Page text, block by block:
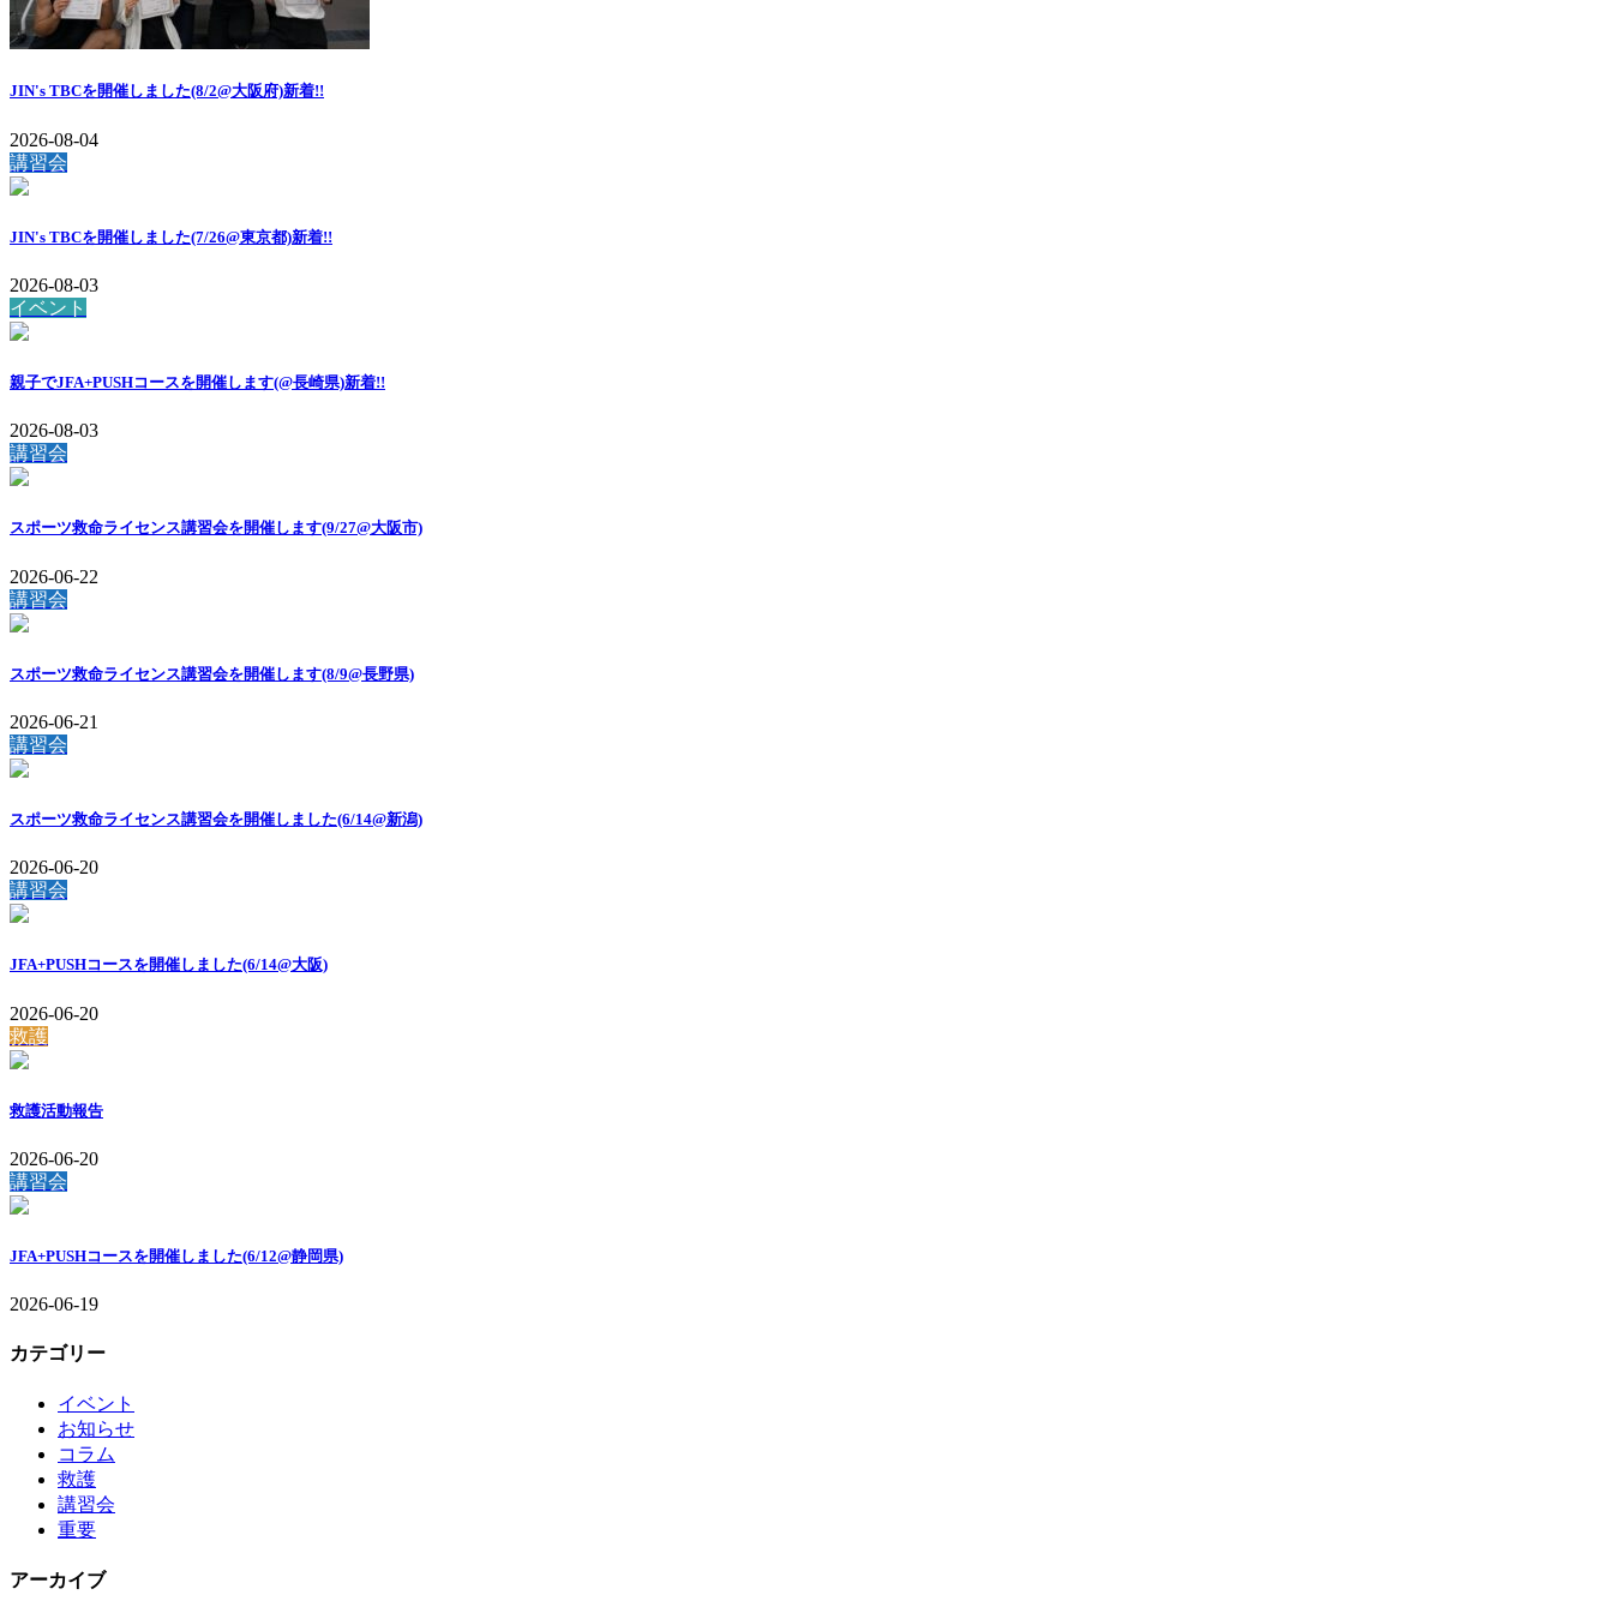
JIN's TBCを開催しました(8/2@大阪府)新着!!
2026-08-04
講習会
JIN's TBCを開催しました(7/26@東京都)新着!!
2026-08-03
イベント
親子でJFA+PUSHコースを開催します(@長崎県)新着!!
2026-08-03
講習会
スポーツ救命ライセンス講習会を開催します(9/27@大阪市)
2026-06-22
講習会
スポーツ救命ライセンス講習会を開催します(8/9@長野県)
2026-06-21
講習会
スポーツ救命ライセンス講習会を開催しました(6/14@新潟)
2026-06-20
講習会
JFA+PUSHコースを開催しました(6/14@大阪)
2026-06-20
救護
救護活動報告
2026-06-20
講習会
JFA+PUSHコースを開催しました(6/12@静岡県)
2026-06-19
カテゴリー
イベント
お知らせ
コラム
救護
講習会
重要
アーカイブ